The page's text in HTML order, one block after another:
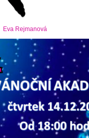
Eva Rejmanová